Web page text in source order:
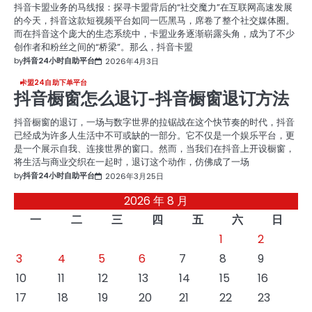
抖音卡盟业务的马线报：探寻卡盟背后的“社交魔力”在互联网高速发展
的今天，抖音这款短视频平台如同一匹黑马，席卷了整个社交媒体圈。
而在抖音这个庞大的生态系统中，卡盟业务逐渐崭露头角，成为了不少
创作者和粉丝之间的“桥梁”。那么，抖音卡盟
by抖音24小时自助平台 2026年4月3日
卡盟24自助下单平台
抖音橱窗怎么退订-抖音橱窗退订方法
抖音橱窗的退订，一场与数字世界的拉锯战在这个快节奏的时代，抖音
已经成为许多人生活中不可或缺的一部分。它不仅是一个娱乐平台，更
是一个展示自我、连接世界的窗口。然而，当我们在抖音上开设橱窗，
将生活与商业交织在一起时，退订这个动作，仿佛成了一场
by抖音24小时自助平台 2026年3月25日
2026 年 8 月
一
二 三 四 五 六
日
1
2
3
4 5 6 7 8
9
10
11 12 13 14 15
16
17
18 19 20 21 22
23